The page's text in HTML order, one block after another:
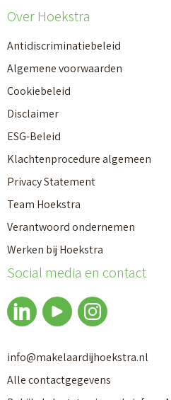
Makelaardij
Over Hoekstra
Antidiscriminatiebeleid
Algemene voorwaarden
Cookiebeleid
Disclaimer
ESG-Beleid
Klachtenprocedure algemeen
Privacy Statement
Team Hoekstra
Verantwoord ondernemen
Werken bij Hoekstra
Social media en contact
info@makelaardijhoekstra.nl
Alle contactgegevens